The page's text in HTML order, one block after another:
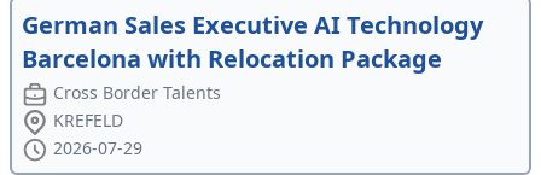
German Sales Executive AI Technology
Barcelona with Relocation Package
Cross Border Talents
KREFELD
2026-07-29